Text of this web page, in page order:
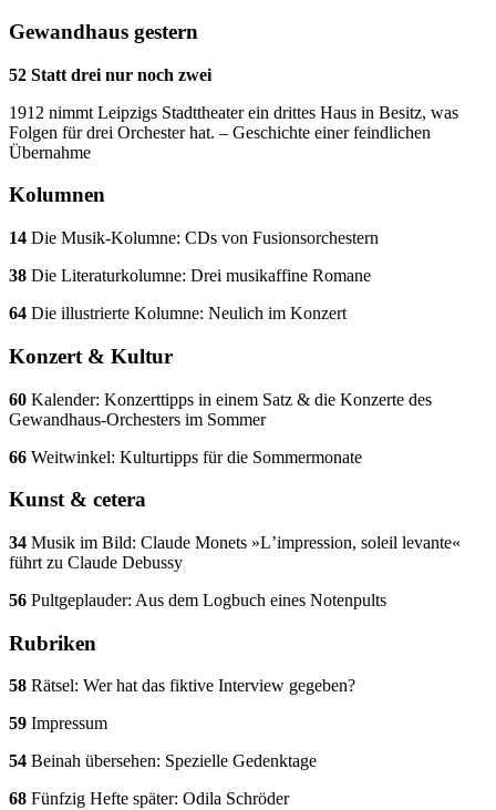
Gewandhaus gestern
52 Statt drei nur noch zwei
1912 nimmt Leipzigs Stadttheater ein drittes Haus in Besitz, was
Folgen für drei Orchester hat. – Geschichte einer feindlichen
Übernahme
Kolumnen
14 Die Musik-Kolumne: CDs von Fusionsorchestern
38 Die Literaturkolumne: Drei musikaffine Romane
64 Die illustrierte Kolumne: Neulich im Konzert
Konzert & Kultur
60 Kalender: Konzerttipps in einem Satz & die Konzerte des
Gewandhaus-Orchesters im Sommer
66 Weitwinkel: Kulturtipps für die Sommermonate
Kunst & cetera
34 Musik im Bild: Claude Monets »Lʼimpression, soleil levante«
führt zu Claude Debussy
56 Pultgeplauder: Aus dem Logbuch eines Notenpults
Rubriken
58 Rätsel: Wer hat das fiktive Interview gegeben?
59 Impressum
54 Beinah übersehen: Spezielle Gedenktage
68 Fünfzig Hefte später: Odila Schröder